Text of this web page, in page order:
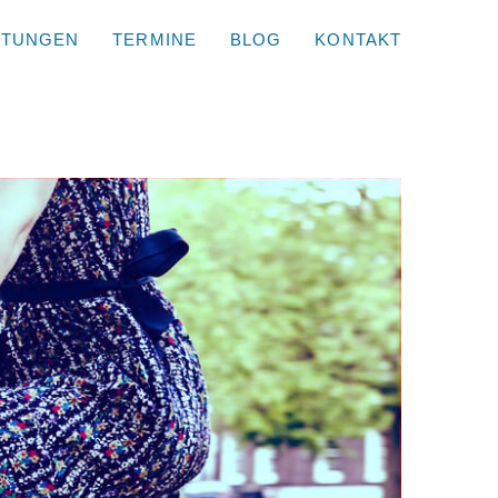
TERMINE BLOG KONTAKT